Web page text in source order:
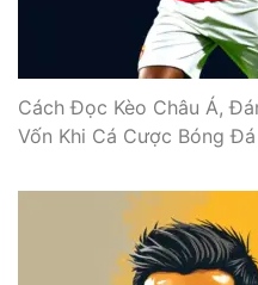
Cách Đọc Kèo Châu Á,
Vốn Khi Cá Cược Bóng Đá